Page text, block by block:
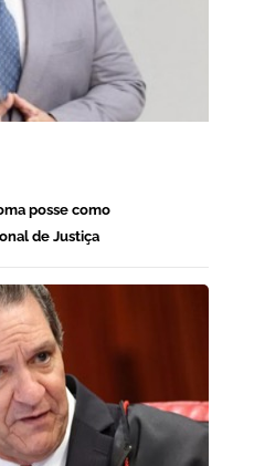
posse como
de Justiça